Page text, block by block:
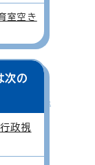
室空き
次の
政視